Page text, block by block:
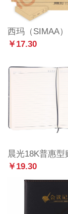
￥17.30
￥19.30